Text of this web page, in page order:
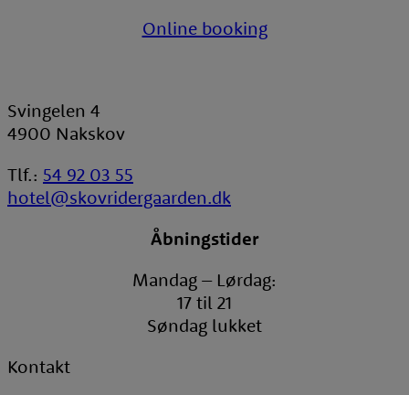
Online booking
Svingelen 4
4900 Nakskov
Tlf.: 54 92 03 55
hotel@skovridergaarden.dk
Åbningstider
Mandag – Lørdag:
17 til 21
Søndag lukket
Kontakt